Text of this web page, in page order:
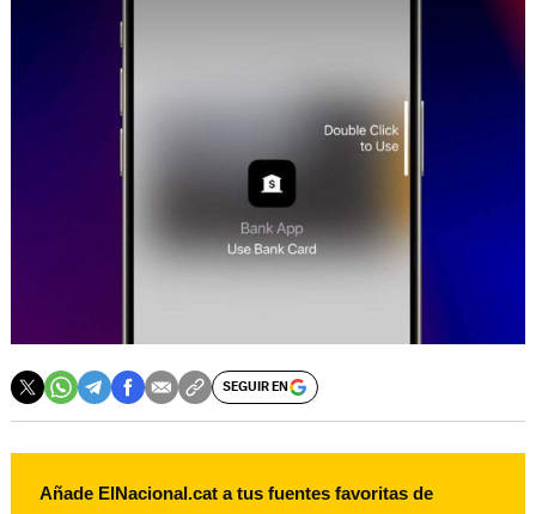
SEGUIR EN
Añade ElNacional.cat a tus fuentes favoritas de